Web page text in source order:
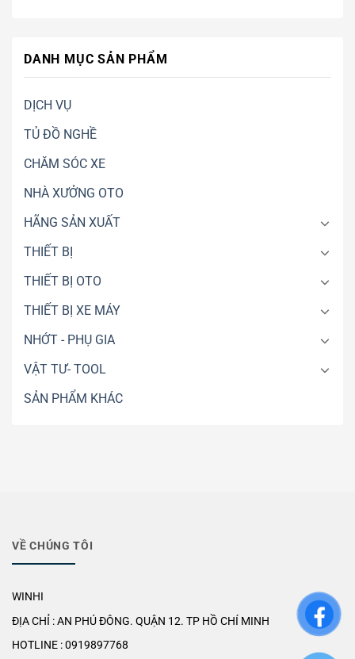
Tháo
OTO
DANH MỤC SẢN PHẨM
DỊCH VỤ
TỦ ĐỒ NGHỀ
CHĂM SÓC XE
NHÀ XƯỞNG OTO
HÃNG SẢN XUẤT
THIẾT BỊ
THIẾT BỊ OTO
THIẾT BỊ XE MÁY
NHỚT - PHỤ GIA
VẬT TƯ- TOOL
SẢN PHẨM KHÁC
VỀ CHÚNG TÔI
WINHI
ĐỊA CHỈ : AN PHÚ ĐÔNG. QUẬN 12. TP HỒ CHÍ MINH
HOTLINE : 0919897768